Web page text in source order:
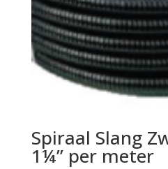
Spiraal Slang
1¼” per meter